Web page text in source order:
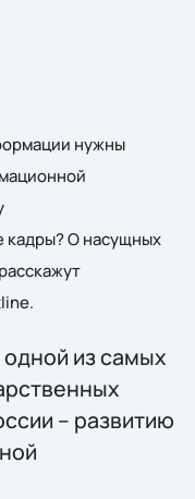
нужны
кадры? О насущных
из самых
– развитию